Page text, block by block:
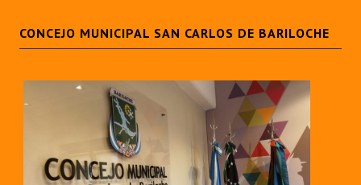
CONCEJO MUNICIPAL SAN CARLOS DE BARILOCHE